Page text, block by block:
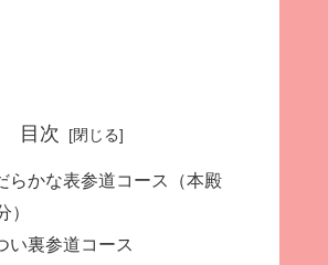
目次
らかな表参道コース（本殿
）
い裏参道コース